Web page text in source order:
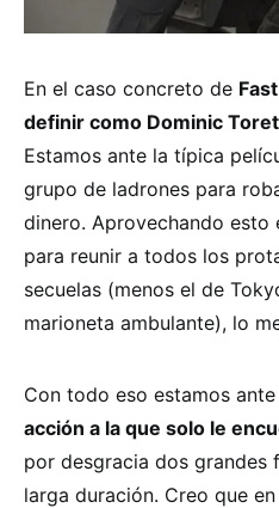
En el caso concreto de
definir como Dominic
Estamos ante la típica
grupo de ladrones para
dinero. Aprovechando
para reunir a todos los
secuelas (menos el de
marioneta ambulante), lo
Con todo eso estamos ante
acción a la que solo le
por desgracia dos grandes
larga duración. Creo que